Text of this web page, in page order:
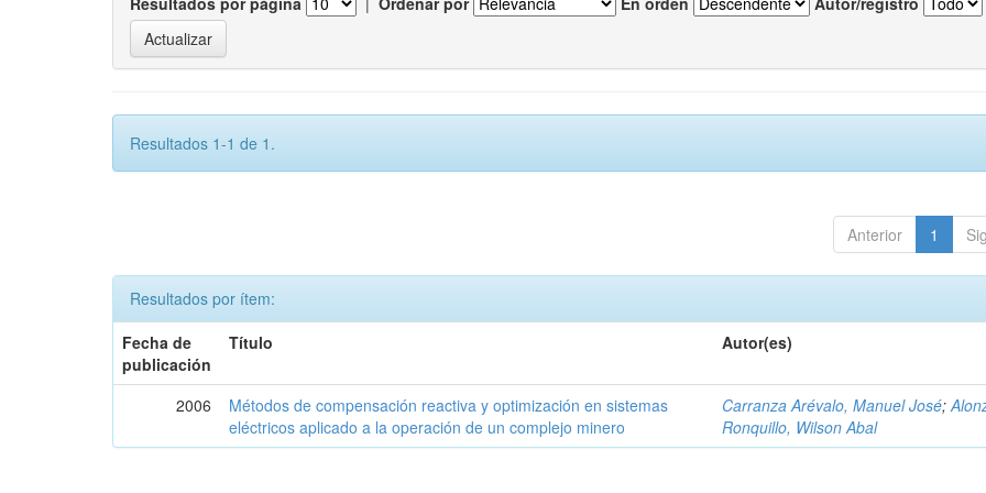
Resultados 1-1 de 1.
Anterior 1
Resultados por ítem:
Fecha de
publicación
Título Autor(es)
2006
Métodos de compensación reactiva y optimización en sistemas
eléctricos aplicado a la operación de un complejo minero
Carranza Arévalo, Manuel José;
Ronquillo, Wilson Abal